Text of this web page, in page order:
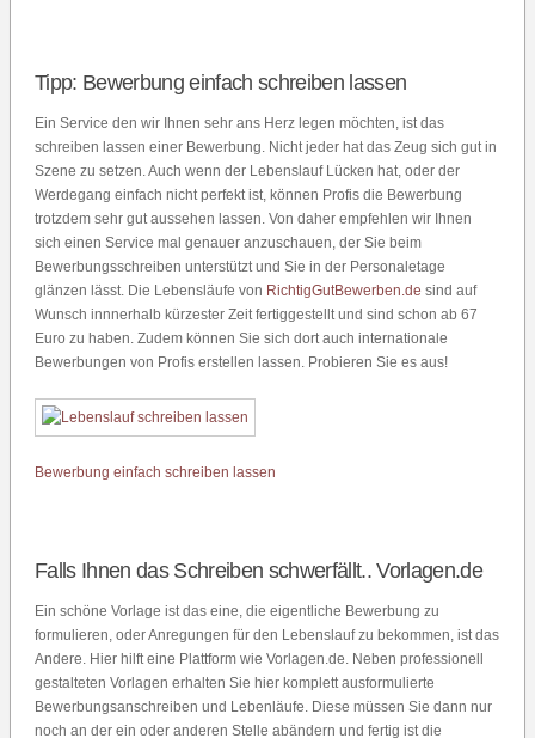
Tipp: Bewerbung einfach schreiben lassen
Ein Service den wir Ihnen sehr ans Herz legen möchten, ist das
schreiben lassen einer Bewerbung. Nicht jeder hat das Zeug sich gut in
Szene zu setzen. Auch wenn der Lebenslauf Lücken hat, oder der
Werdegang einfach nicht perfekt ist, können Profis die Bewerbung
trotzdem sehr gut aussehen lassen. Von daher empfehlen wir Ihnen
sich einen Service mal genauer anzuschauen, der Sie beim
Bewerbungsschreiben unterstützt und Sie in der Personaletage
glänzen lässt. Die Lebensläufe von RichtigGutBewerben.de sind auf
Wunsch innnerhalb kürzester Zeit fertiggestellt und sind schon ab 67
Euro zu haben. Zudem können Sie sich dort auch internationale
Bewerbungen von Profis erstellen lassen. Probieren Sie es aus!
Bewerbung einfach schreiben lassen
Falls Ihnen das Schreiben schwerfällt.. Vorlagen.de
Ein schöne Vorlage ist das eine, die eigentliche Bewerbung zu
formulieren, oder Anregungen für den Lebenslauf zu bekommen, ist das
Andere. Hier hilft eine Plattform wie Vorlagen.de. Neben professionell
gestalteten Vorlagen erhalten Sie hier komplett ausformulierte
Bewerbungsanschreiben und Lebenläufe. Diese müssen Sie dann nur
noch an der ein oder anderen Stelle abändern und fertig ist die